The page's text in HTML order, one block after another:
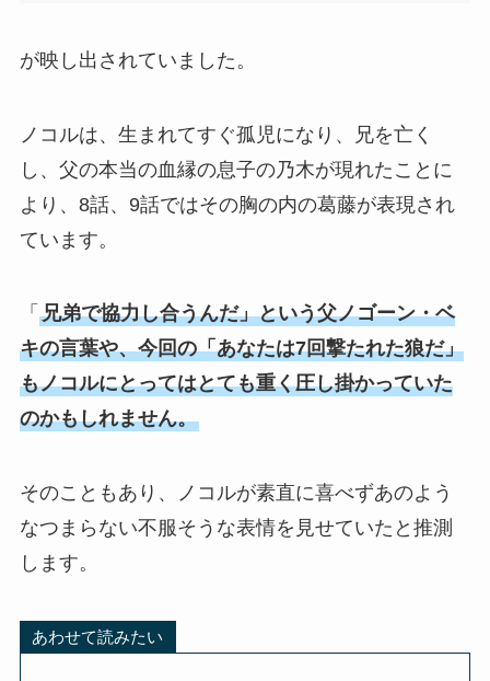
が映し出されていました。
ノコルは、生まれてすぐ孤児になり、兄を亡く
し、父の本当の血縁の息子の乃木が現れたことに
より、8話、9話ではその胸の内の葛藤が表現され
ています。
「 兄弟で協力し合うんだ」という父ノゴーン・ベ
キの言葉や、今回の「あなたは7回撃たれた狼だ」
もノコルにとってはとても重く圧し掛かっていた
のかもしれません。
そのこともあり、ノコルが素直に喜べずあのよう
なつまらない不服そうな表情を見せていたと推測
します。
あわせて読みたい